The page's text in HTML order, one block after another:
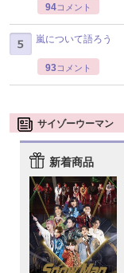
94コメント
嵐について語ろう
93コメント
サイゾーウーマン
新着商品